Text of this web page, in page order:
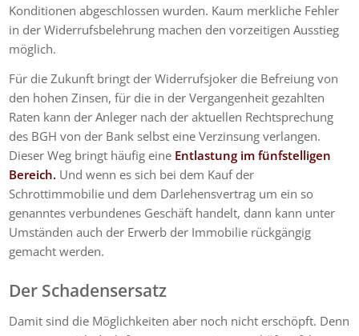
Konditionen abgeschlossen wurden. Kaum merkliche Fehler
in der Widerrufsbelehrung machen den vorzeitigen Ausstieg
möglich.
Für die Zukunft bringt der Widerrufsjoker die Befreiung von
den hohen Zinsen, für die in der Vergangenheit gezahlten
Raten kann der Anleger nach der aktuellen Rechtsprechung
des BGH von der Bank selbst eine Verzinsung verlangen.
Dieser Weg bringt häufig eine Entlastung im fünfstelligen
Bereich. Und wenn es sich bei dem Kauf der
Schrottimmobilie und dem Darlehensvertrag um ein so
genanntes verbundenes Geschäft handelt, dann kann unter
Umständen auch der Erwerb der Immobilie rückgängig
gemacht werden.
Der Schadensersatz
Damit sind die Möglichkeiten aber noch nicht erschöpft. Denn